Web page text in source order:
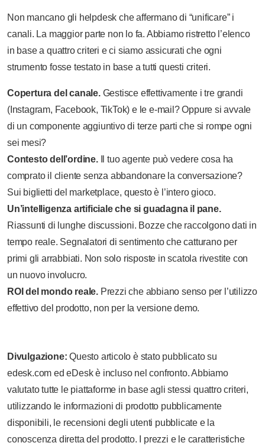
Non mancano gli helpdesk che affermano di “unificare” i
canali. La maggior parte non lo fa. Abbiamo ristretto l’elenco
in base a quattro criteri e ci siamo assicurati che ogni
strumento fosse testato in base a tutti questi criteri.
Copertura del canale.Gestisce effettivamente i tre grandi
(Instagram, Facebook, TikTok) e le e-mail? Oppure si avvale
di un componente aggiuntivo di terze parti che si rompe ogni
sei mesi?
Contesto dell’ordine.Il tuo agente può vedere cosa ha
comprato il cliente senza abbandonare la conversazione?
Sui biglietti del marketplace, questo è l’intero gioco.
Un’intelligenza artificiale che si guadagna il pane.
Riassunti di lunghe discussioni. Bozze che raccolgono dati in
tempo reale. Segnalatori di sentimento che catturano per
primi gli arrabbiati. Non solo risposte in scatola rivestite con
un nuovo involucro.
ROI del mondo reale. Prezzi che abbiano senso per l’utilizzo
effettivo del prodotto, non per la versione demo.
Divulgazione: Questo articolo è stato pubblicato su
edesk.com ed eDesk è incluso nel confronto. Abbiamo
valutato tutte le piattaforme in base agli stessi quattro criteri,
utilizzando le informazioni di prodotto pubblicamente
disponibili, le recensioni degli utenti pubblicate e la
conoscenza diretta del prodotto. I prezzi e le caratteristiche